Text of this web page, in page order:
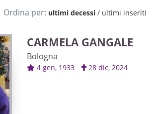
Ordina per: ultimi decessi / ultimi inseriti
CARMELA GANGALE
Bologna
4 gen, 1933 28 dic, 2024